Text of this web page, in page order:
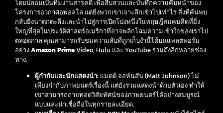
โดยปลอมเป็นทีมงานสารคดี เพื่อสืบสวนและบันทึกความคืบหน้าของ
โครงการอวกาศอพอลโล แต่ยิ่งพวกเขาเจาะลึกเข้าไปเท่าไร สิ่งที่ค้นพบ
กลับยิ่งน่าตกตะลึงและนำไปสู่การเปิดโปงหนึ่งในทฤษฎีสมคบคิดที่ยิ่ง
ใหญ่ที่สุดในประวัติศาสตร์อเมริกาที่อาจพลิกโฉมความเข้าใจของเราไป
ตลอดกาล คุณสามารถรับชมความลับที่ถูกเก็บงำนี้ได้บนแพลตฟอร์ม
อย่างAmazon PrimeVideo, Hulu และ YouTube รวมถึงอีกหลายช่อง
ทาง.
ผู้กำกับและนักแสดงนำ: แมตต์ จอห์นสัน (Matt Johnson) ไม่
เพียงกำกับภาพยนตร์เรื่องนี้ แต่ยังร่วมแสดงนำด้วยตัวเอง ทำให้
เขาสามารถถ่ายทอดวิสัยทัศน์ของภาพยนตร์ได้อย่างสมบูรณ์
แบบและน่าเชื่อถือในทุกรายละเอียด.